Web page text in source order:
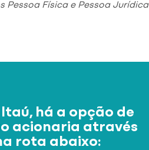
Pessoa Física e Pessoa Jurídica
há a opção de
acionaria através
rota abaixo: